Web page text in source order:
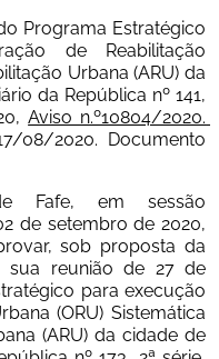
Programa Estratégico
de Reabilitação
Urbana (ARU) da
da República nº 141,
08/2020. Documento
Fafe, em sessão
de setembro de 2020,
sob proposta da
sua reunião de 27 de
para execução
(ORU) Sistemática
(ARU) da cidade de